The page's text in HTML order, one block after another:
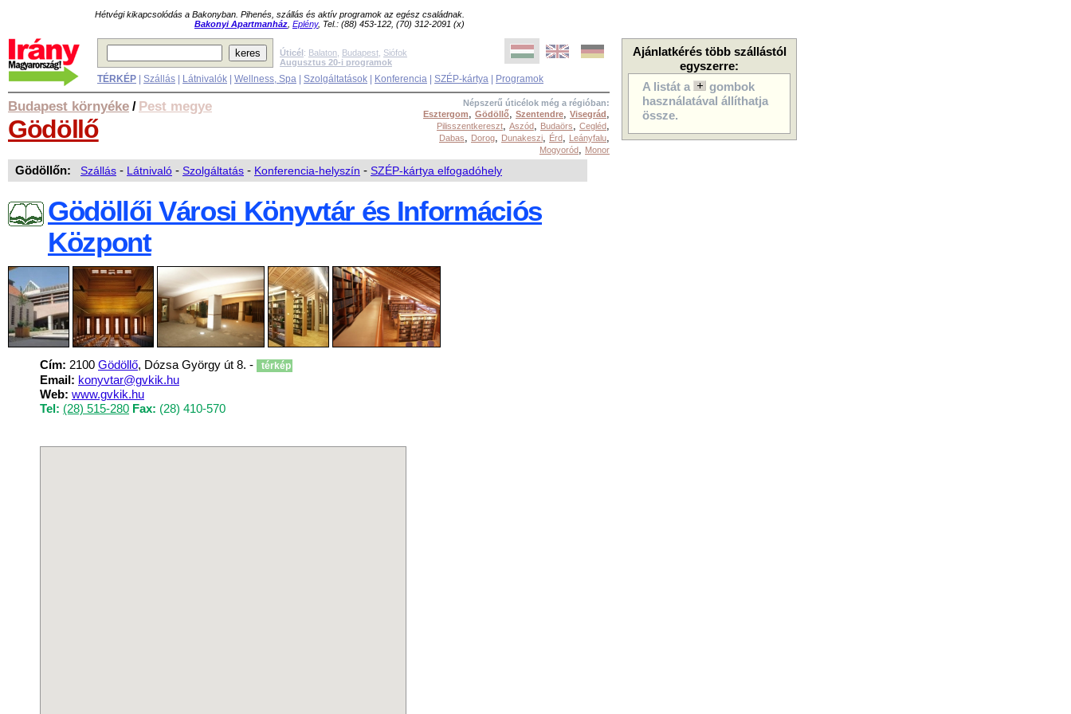
Hétvégi kikapcsolódás a Bakonyban. Pihenés, szállás és aktív programok az egész családnak.
Bakonyi Apartmanház Eplény, Tel.: (88) 453-122, (70) 312-2091 (x)
Ajánlatkérés több szállástól
egyszerre:
A listát a
gombok
használatával állíthatja
össze.
Úticél: Balaton Budapest Siófok
Augusztus 20-i programok
TÉRKÉP Szállás Látnivalók Wellness, Spa Szolgáltatások Konferencia SZÉP-kártya Programok
Népszerű úticélok még a régióban:
Esztergom, Gödöllő, Szentendre, Visegrád,
Pilisszentkereszt, Aszód, Budaörs, Cegléd,
Dabas, Dorog, Dunakeszi, Érd, Leányfalu,
Mogyoród, Monor
Budapest környéke / Pest megye
Gödöllő
Gödöllőn: Szállás - Látnivaló - Szolgáltatás - Konferencia-helyszín - SZÉP-kártya elfogadóhely
Gödöllői Városi Könyvtár és Információs
Központ
Cím: 2100 Gödöllő, Dózsa György út 8. - térkép
Email: konyvtar@gvkik.hu
Web: www.gvkik.hu
Tel: (28) 515-280 Fax: (28) 410-570